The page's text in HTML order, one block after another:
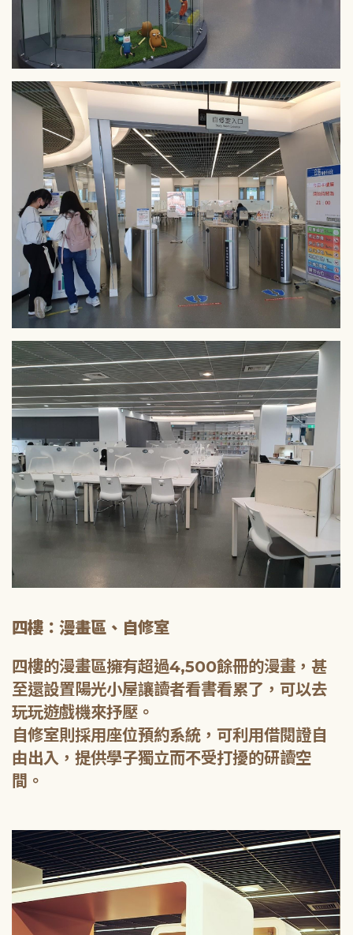
四樓：漫畫區、自修室
四樓的漫畫區擁有超過4,500餘冊的漫畫，甚
至還設置陽光小屋讓讀者看書看累了，可以去
玩玩遊戲機來抒壓。
自修室則採用座位預約系統，可利用借閱證自
由出入，提供學子獨立而不受打擾的研讀空
間。